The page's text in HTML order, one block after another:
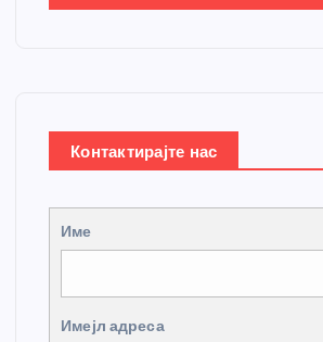
Контактирајте нас
Име
Имејл адреса